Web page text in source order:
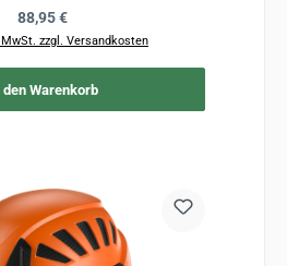
Regulärer Preis:
88,95 €
zzgl. Versandkosten
den Warenkorb